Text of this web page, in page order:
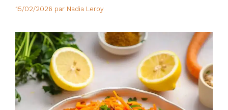
15/02/2026 par Nadia Leroy